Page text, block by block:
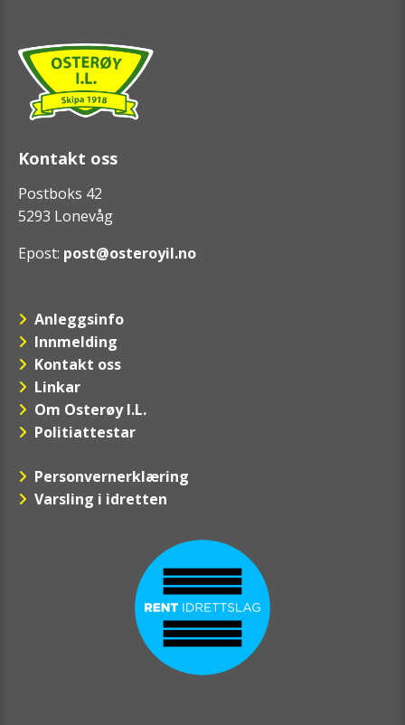
Kontakt oss
Postboks 42
5293 Lonevåg
Epost: post@osteroyil.no
Anleggsinfo
Innmelding
Kontakt oss
Linkar
Om Osterøy I.L.
Politiattestar
Personvernerklæring
Varsling i idretten